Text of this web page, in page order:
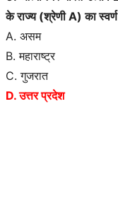
के राज्य (श्रेणी A) का
A. असम
B. महाराष्ट्र
C. गुजरात
D. उत्तर प्रदेश